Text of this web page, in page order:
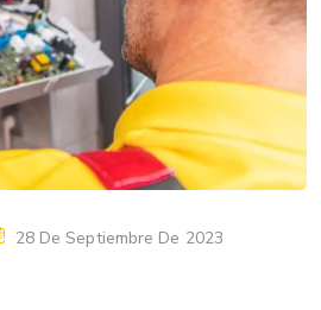
28 De Septiembre De 2023